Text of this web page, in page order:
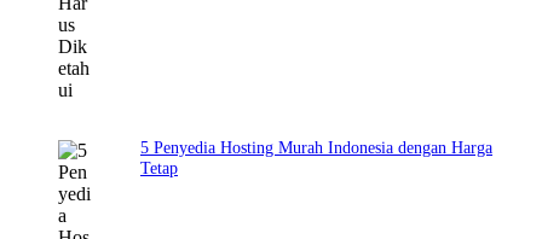
5 Penyedia Hosting Murah Indonesia dengan Harga
Tetap